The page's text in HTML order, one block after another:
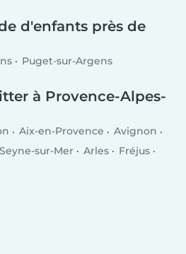
d'enfants près de
Puget-sur-Argens
à Provence-Alpes-
Aix-en-Provence
Avignon
sur-Mer Arles
Fréjus